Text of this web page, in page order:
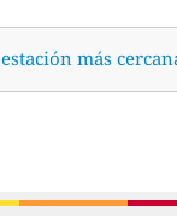
más